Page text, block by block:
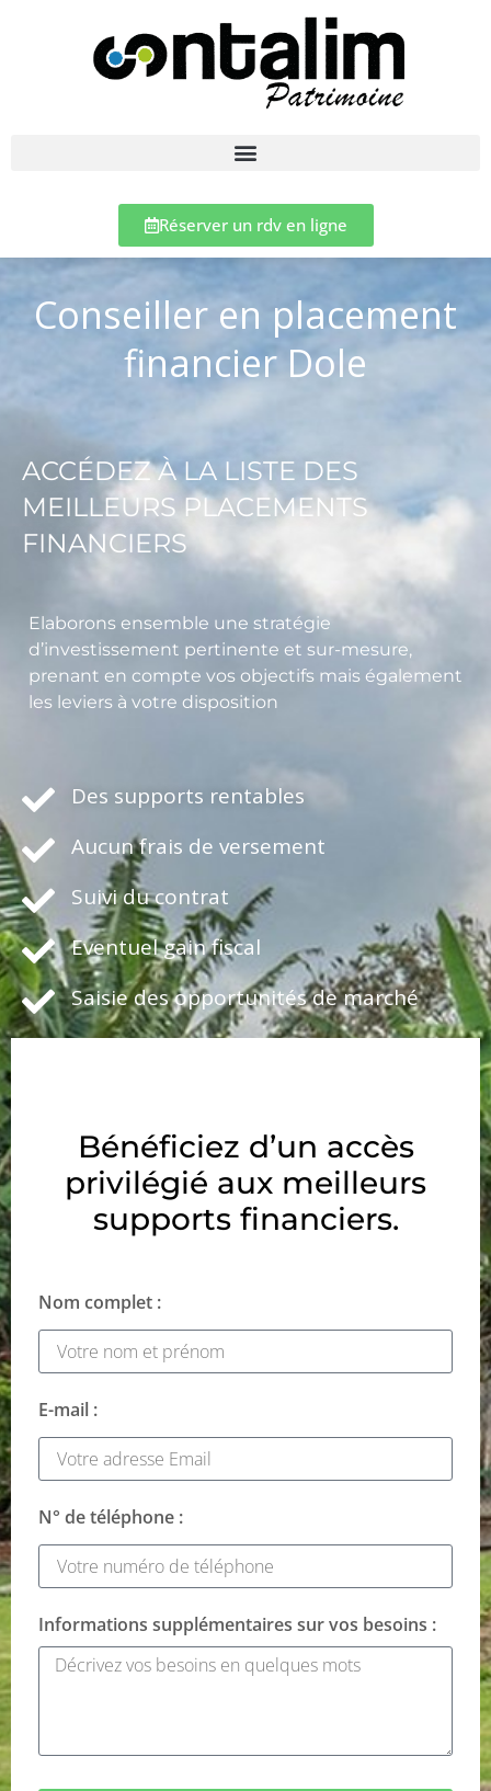
Réserver un rdv en ligne
Conseiller en placement
financier Dole
ACCÉDEZ À LA LISTE DES
MEILLEURS PLACEMENTS
FINANCIERS
Elaborons ensemble une stratégie
d’investissement pertinente et sur-mesure,
prenant en compte vos objectifs mais également
les leviers à votre disposition
Des supports rentables
Aucun frais de versement
Suivi du contrat
Eventuel gain fiscal
Saisie des opportunités de marché
Bénéficiez d’un accès
privilégié aux meilleurs
supports financiers.
Nom complet :
E-mail :
N° de téléphone :
Informations supplémentaires sur vos besoins :